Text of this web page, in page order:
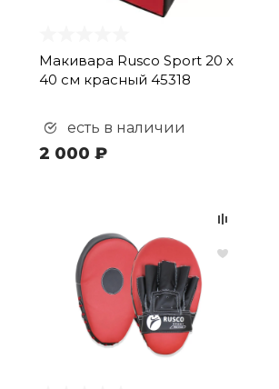
Макивара Rusco Sport 20 х
40 см красный 45318
есть в наличии
2 000 ₽